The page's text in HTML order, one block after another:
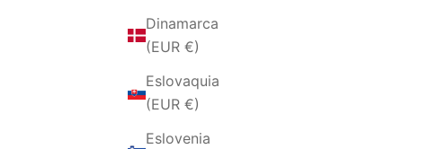
Dinamarca
(EUR €)
Eslovaquia
(EUR €)
Eslovenia
BRACCIALE DA UOMO IN OCCHIO
DI TIGRE E ONICE
PRECIO DE OFERTA
€39,00 EUR